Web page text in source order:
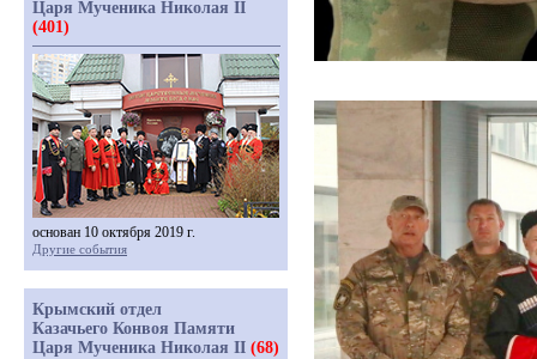
Царя Мученика Николая II
(401)
основан 10 октября 2019 г.
Другие события
Крымский отдел
Казачьего Конвоя Памяти
Царя Мученика Николая II (68)